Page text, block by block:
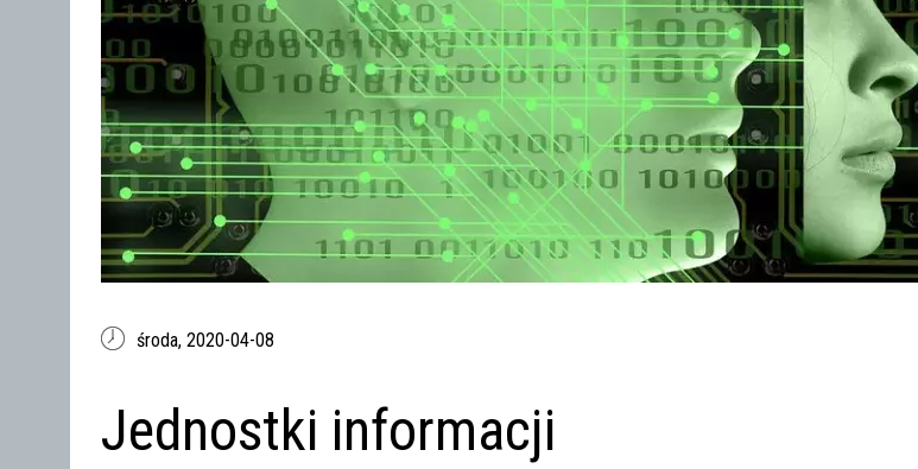
środa,2020-04-08
Jednostki informacji